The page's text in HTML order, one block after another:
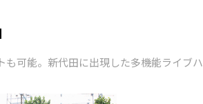
可能。新代田に出現した多機能ライブ